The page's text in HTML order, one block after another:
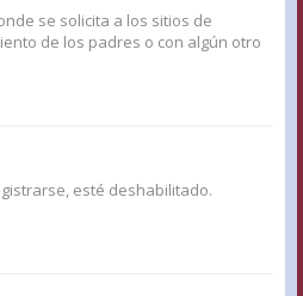
se solicita a los sitios de
de los padres o con algún otro
esté deshabilitado.